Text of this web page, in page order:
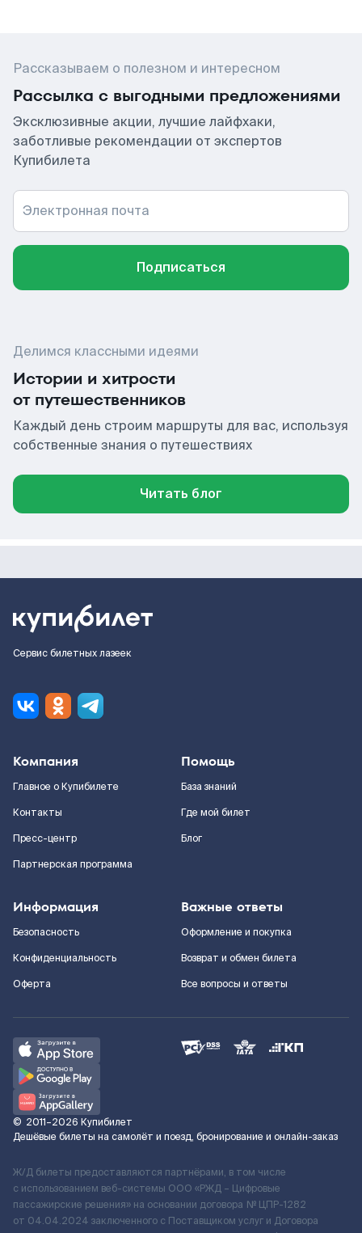
Рассказываем о полезном и интересном
Рассылка с выгодными предложениями
Эксклюзивные акции, лучшие лайфхаки,
заботливые рекомендации от экспертов
Купибилета
Электронная почта
Подписаться
Делимся классными идеями
Истории и хитрости
от путешественников
Каждый день строим маршруты для вас, используя
собственные знания о путешествиях
Читать блог
Сервис билетных лазеек
Компания
Главное о Купибилете
Контакты
Пресс-центр
Партнерская программа
Помощь
База знаний
Где мой билет
Блог
Информация
Безопасность
Конфиденциальность
Оферта
Важные ответы
Оформление и покупка
Возврат и обмен билета
Все вопросы и ответы
© 2011–2026 Купибилет
Дешёвые билеты на самолёт и поезд, бронирование и онлайн-заказ
Ж/Д билеты предоставляются партнёрами, в том числе
с использованием веб-системы ООО «РЖД – Цифровые
пассажирские решения» на основании договора № ЦПР-1282
от 04.04.2024 заключенного с Поставщиком услуг и Договора